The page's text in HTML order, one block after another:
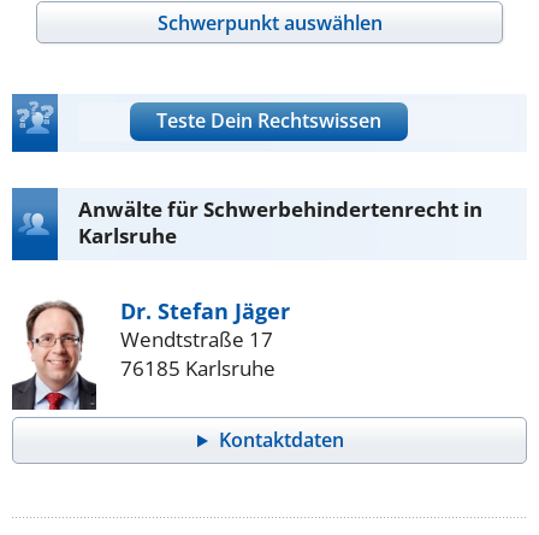
Schwerpunkt auswählen
Teste Dein Rechtswissen
Anwälte für Schwerbehindertenrecht in
Karlsruhe
Dr. Stefan Jäger
Wendtstraße 17
76185 Karlsruhe
Kontaktdaten